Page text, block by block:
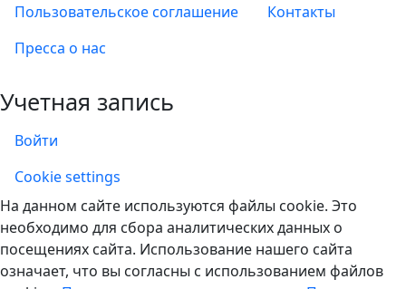
Пользовательское соглашение
Контакты
Пресса о нас
Учетная запись
Войти
Учетная запись
Cookie settings
На данном сайте используются файлы cookie. Это
необходимо для сбора аналитических данных о
посещениях сайта. Использование нашего сайта
означает, что вы согласны с использованием файлов